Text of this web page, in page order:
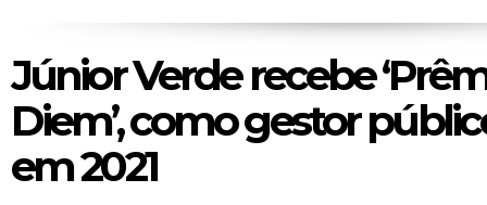
Júnior Verde recebe
Diem’, como gestor
em 2021